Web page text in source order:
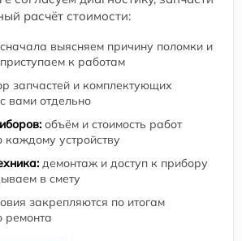
расчёт стоимости:
сначала выясняем причину поломки и
к работам
запчастей и комплектующих
вами отдельно
объём и стоимость работ
устройству
демонтаж и доступ к прибору
в смету
закрепляются по итогам
ремонта